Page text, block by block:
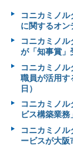
コニカミノ
に関するオン
コニカミノ
が「知事賞」
コニカミノ
職員が活用す
日）
コニカミノ
ビス構築業務
コニカミノ
ービスが大阪